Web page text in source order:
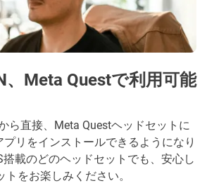
、Meta Questで利用可能
ら直接、Meta Questヘッドセットに
プリをインストールできるようになり
搭載のどのヘッドセットでも、安心し
をお楽しみください。